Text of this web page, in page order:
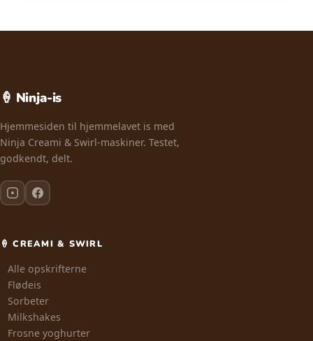
🍦 Ninja-is
Hjemmesiden til hjemmelavet is med
Ninja Creami & Swirl-maskiner. Testet,
godkendt, delt.
🍦 CREAMI & SWIRL
Alle opskrifterne
Flødeis
Sorbeter
Milkshakes
Frosne yoghurter